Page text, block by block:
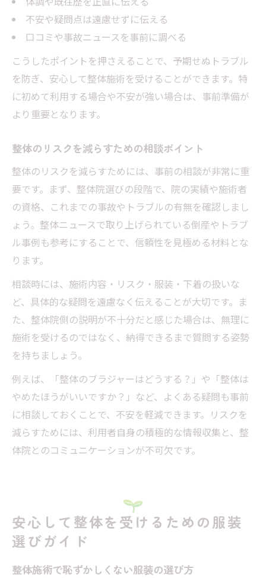
不安や疑問点は遠慮せずに伝える
口コミや事故ニュースを事前に調べる
こうしたポイントを押さえることで、予期せぬトラブル
を防ぎ、安心して整体施術を受けることができます。特
に初めて利用する場合や不安が強い場合は、事前準備が
より重要となります。
整体のリスクを減らすための相談ポイント
整体のリスクを減らすためには、事前の相談が非常に重
要です。まず、整体院選びの段階で、院の実績や施術者
の資格、これまでの事故やトラブルの有無を確認しまし
ょう。整体ニュースで取り上げられている倒産やトラブ
ル事例も参考にすることで、信頼性を見極める材料とな
ります。
相談時には、施術内容・リスク・服装・下着の扱いな
ど、具体的な疑問を遠慮なく伝えることが大切です。ま
た、整体院側の説明が不十分だと感じた場合は、無理に
施術を受けるのではなく、納得できるまで質問する姿勢
を持ちましょう。
例えば、「整体のブラジャーはどうする？」や「整体は
やめたほうがいいですか？」など、よくある疑問も事前
に相談しておくことで、不安を軽減できます。リスクを
減らすためには、利用者自身の積極的な情報収集と、整
体院とのコミュニケーションが不可欠です。
安心して整体を受けるための服装
選びガイド
整体施術で恥ずかしくない服装の選び方